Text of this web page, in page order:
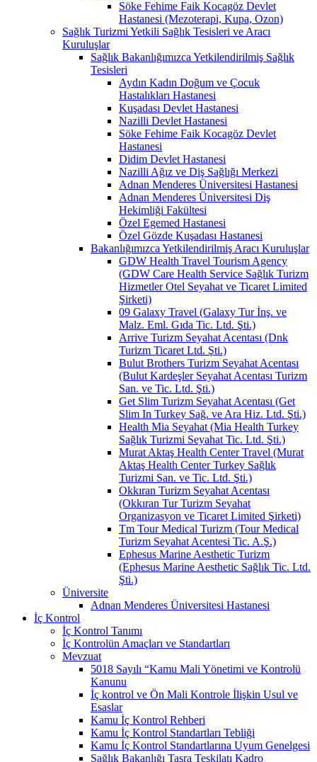
Söke Fehime Faik Kocagöz Devlet
Hastanesi (Mezoterapi, Kupa, Ozon)
Sağlık Turizmi Yetkili Sağlık Tesisleri ve Aracı
Kuruluşlar
Sağlık Bakanlığımızca Yetkilendirilmiş Sağlık
Tesisleri
Aydın Kadın Doğum ve Çocuk
Hastalıkları Hastanesi
Kuşadası Devlet Hastanesi
Nazilli Devlet Hastanesi
Söke Fehime Faik Kocagöz Devlet
Hastanesi
Didim Devlet Hastanesi
Nazilli Ağız ve Diş Sağlığı Merkezi
Adnan Menderes Üniversitesi Hastanesi
Adnan Menderes Üniversitesi Diş
Hekimliği Fakültesi
Özel Egemed Hastanesi
Özel Gözde Kuşadası Hastanesi
Bakanlığımızca Yetkilendirilmiş Aracı Kuruluşlar
GDW Health Travel Tourism Agency
(GDW Care Health Service Sağlık Turizm
Hizmetler Otel Seyahat ve Ticaret Limited
Şirketi)
09 Galaxy Travel (Galaxy Tur İnş. ve
Malz. Eml. Gıda Tic. Ltd. Şti.)
Arrive Turizm Seyahat Acentası (Dnk
Turizm Ticaret Ltd. Şti.)
Bulut Brothers Turizm Seyahat Acentası
(Bulut Kardeşler Seyahat Acentası Turizm
San. ve Tic. Ltd. Şti.)
Get Slim Turizm Seyahat Acentası (Get
Slim In Turkey Sağ. ve Ara Hiz. Ltd. Şti.)
Health Mia Seyahat (Mia Health Turkey
Sağlık Turizmi Seyahat Tic. Ltd. Şti.)
Murat Aktaş Health Center Travel (Murat
Aktaş Health Center Turkey Sağlık
Turizmi San. ve Tic. Ltd. Şti.)
Okkıran Turizm Seyahat Acentası
(Okkıran Tur Turizm Seyahat
Organizasyon ve Ticaret Limited Şirketi)
Tm Tour Medical Turizm (Tour Medical
Turizm Seyahat Acentesi Tic. A.Ş.)
Ephesus Marine Aesthetic Turizm
(Ephesus Marine Aesthetic Sağlık Tic. Ltd.
Şti.)
Üniversite
Adnan Menderes Üniversitesi Hastanesi
İç Kontrol
İç Kontrol Tanımı
İç Kontrolün Amaçları ve Standartları
Mevzuat
5018 Sayılı “Kamu Mali Yönetimi ve Kontrolü
Kanunu
İç kontrol ve Ön Mali Kontrole İlişkin Usul ve
Esaslar
Kamu İç Kontrol Rehberi
Kamu İç Kontrol Standartları Tebliği
Kamu İç Kontrol Standartlarına Uyum Genelgesi
Sağlık Bakanlığı Taşra Teşkilatı Kadro